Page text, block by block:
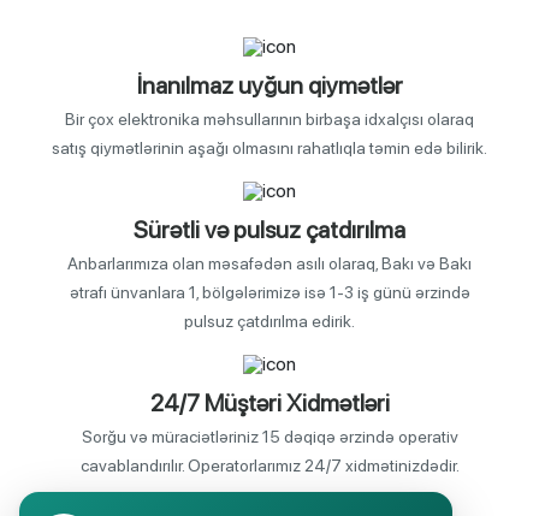
İnanılmaz uyğun qiymətlər
Bir çox elektronika məhsullarının birbaşa idxalçısı olaraq
satış qiymətlərinin aşağı olmasını rahatlıqla təmin edə bilirik.
Sürətli və pulsuz çatdırılma
Anbarlarımıza olan məsafədən asılı olaraq, Bakı və Bakı
ətrafı ünvanlara 1, bölgələrimizə isə 1-3 iş günü ərzində
pulsuz çatdırılma edirik.
24/7 Müştəri Xidmətləri
Sorğu və müraciətləriniz 15 dəqiqə ərzində operativ
cavablandırılır. Operatorlarımız 24/7 xidmətinizdədir.